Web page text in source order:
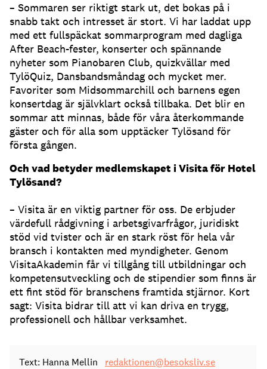
– Sommaren ser riktigt stark ut, det bokas på i
snabb takt och intresset är stort. Vi har laddat upp
med ett fullspäckat sommarprogram med dagliga
After Beach-fester, konserter och spännande
nyheter som Pianobaren Club, quizkvällar med
TylöQuiz, Dansbandsmåndag och mycket mer.
Favoriter som Midsommarchill och barnens egen
konsertdag är självklart också tillbaka. Det blir en
sommar att minnas, både för våra återkommande
gäster och för alla som upptäcker Tylösand för
första gången.
Och vad betyder medlemskapet i Visita för Hotel
Tylösand?
– Visita är en viktig partner för oss. De erbjuder
värdefull rådgivning i arbetsgivarfrågor, juridiskt
stöd vid tvister och är en stark röst för hela vår
bransch i kontakten med myndigheter. Genom
VisitaAkademin får vi tillgång till utbildningar och
kompetensutveckling och de stipendier som finns är
ett fint stöd för branschens framtida stjärnor. Kort
sagt: Visita bidrar till att vi kan driva en trygg,
professionell och hållbar verksamhet.
Text: Hanna Mellin redaktionen@besoksliv.se